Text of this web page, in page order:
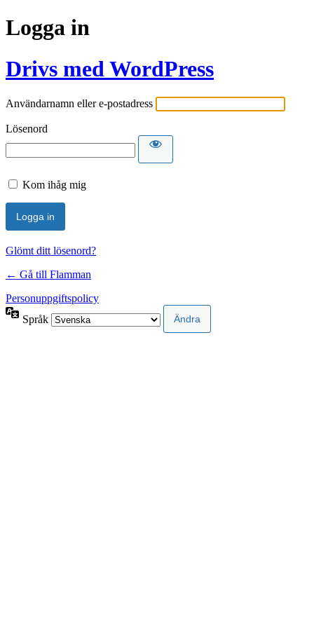
Logga in
Drivs med WordPress
Användarnamn eller e-postadress
Lösenord
Kom ihåg mig
Glömt ditt lösenord?
← Gå till Flamman
Personuppgiftspolicy
Språk